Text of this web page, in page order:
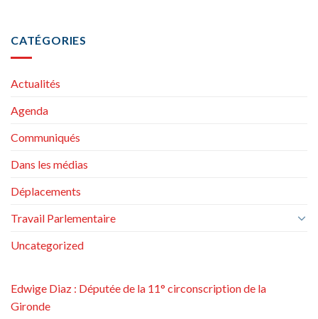
CATÉGORIES
Actualités
Agenda
Communiqués
Dans les médias
Déplacements
Travail Parlementaire
Uncategorized
Edwige Diaz : Députée de la 11° circonscription de la
Gironde